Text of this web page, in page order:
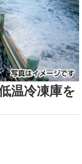
温冷凍庫を